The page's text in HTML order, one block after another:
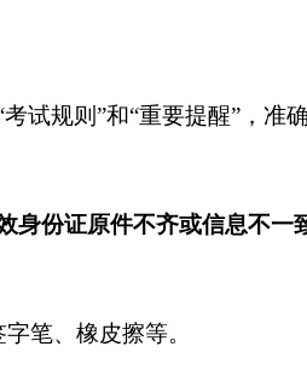
考试规则”和“重要提醒”，准
身份证原件不齐或信息不一
笔、橡皮擦等。